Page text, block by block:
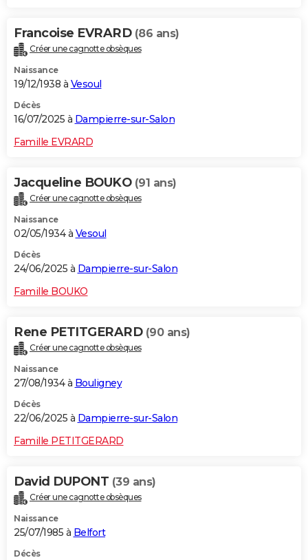
Francoise EVRARD (86 ans)
Créer une cagnotte obsèques
Naissance
19/12/1938 à Vesoul
Décès
16/07/2025 à Dampierre-sur-Salon
Famille EVRARD
Jacqueline BOUKO (91 ans)
Créer une cagnotte obsèques
Naissance
02/05/1934 à Vesoul
Décès
24/06/2025 à Dampierre-sur-Salon
Famille BOUKO
Rene PETITGERARD (90 ans)
Créer une cagnotte obsèques
Naissance
27/08/1934 à Bouligney
Décès
22/06/2025 à Dampierre-sur-Salon
Famille PETITGERARD
David DUPONT (39 ans)
Créer une cagnotte obsèques
Naissance
25/07/1985 à Belfort
Décès